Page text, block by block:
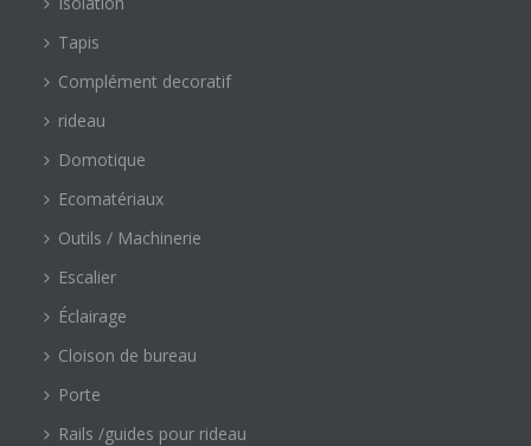
Tapis
Complément decoratif
rideau
Domotique
Ecomatériaux
Outils / Machinerie
Escalier
Éclairage
Cloison de bureau
Porte
Rails /guides pour rideau